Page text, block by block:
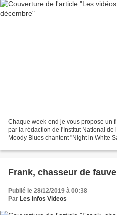
Chaque week-end je vous propose un
par la rédaction de l'Institut National
Moody Blues chantent "Night in White
Frank, chasseur de
Publié le 28/12/2019 à 00:38
Par Les Infos Videos